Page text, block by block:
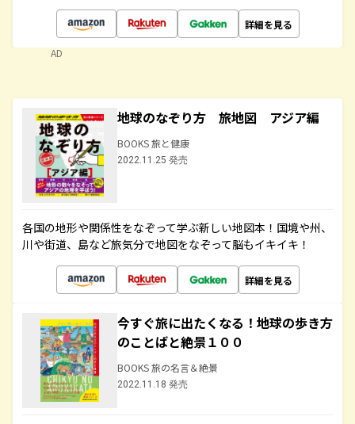
詳細を見る
AD
地球のなぞり方 旅地図 アジア編
BOOKS 旅と健康
2022.11.25 発売
各国の地形や関係性をなぞって学ぶ新しい地図本！国境や州、
川や街道、島など旅気分で地図をなぞって脳もイキイキ！
詳細を見る
今すぐ旅に出たくなる！地球の歩き方
のことばと絶景１００
BOOKS 旅の名言＆絶景
2022.11.18 発売